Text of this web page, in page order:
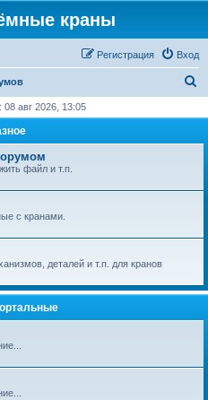
краны
Вход
Регистрация
с
авг 2026, 13:05
файл и т.п.
с кранами.
деталей и т.п. для кранов